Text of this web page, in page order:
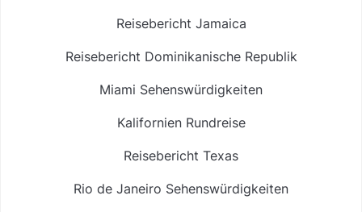
Reisebericht Jamaica
Reisebericht Dominikanische Republik
Miami Sehenswürdigkeiten
Kalifornien Rundreise
Reisebericht Texas
Rio de Janeiro Sehenswürdigkeiten